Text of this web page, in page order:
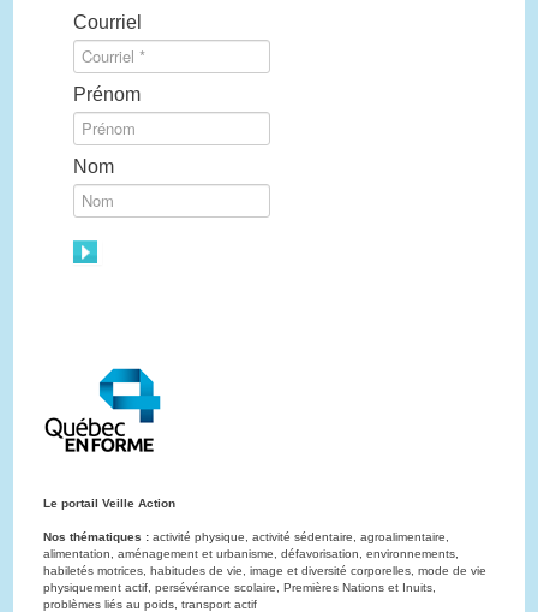
Courriel
Prénom
Nom
Le portail Veille Action
Nos thématiques : activité physique, activité sédentaire, agroalimentaire,
alimentation, aménagement et urbanisme, défavorisation, environnements,
habiletés motrices, habitudes de vie, image et diversité corporelles, mode de vie
physiquement actif, persévérance scolaire, Premières Nations et Inuits,
problèmes liés au poids, transport actif